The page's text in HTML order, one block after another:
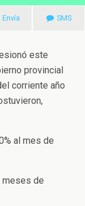
Envía SMS
este
provincial
corriente año
al mes de
meses de